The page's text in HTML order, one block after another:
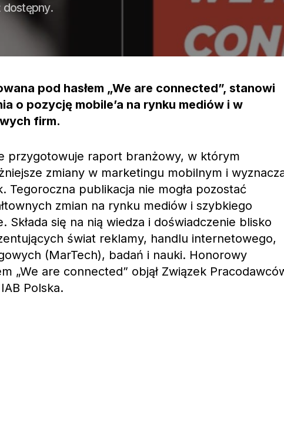
dostępny.
pod hasłem „We are connected”, stanowi
o pozycję mobile’a na rynku mediów i w
firm.
przygotowuje raport branżowy, w którym
zmiany w marketingu mobilnym i
Tegoroczna publikacja nie mogła pozostać
zmian na rynku mediów i szybkiego
Składa się na nią wiedza i doświadczenie blisko
świat reklamy, handlu internetowego,
(MarTech), badań i nauki. Honorowy
„We are connected” objął Związek
Polska.